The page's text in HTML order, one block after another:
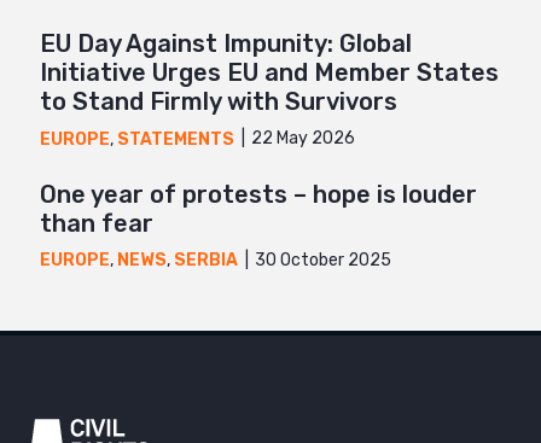
EU Day Against Impunity: Global
Initiative Urges EU and Member States
to Stand Firmly with Survivors
EUROPE, STATEMENTS 22 May 2026
One year of protests – hope is louder
than fear
EUROPE, NEWS, SERBIA 30 October 2025